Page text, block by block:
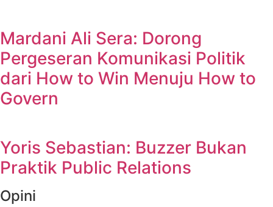
Mardani Ali Sera: Dorong
Pergeseran Komunikasi Politik
dari How to Win Menuju How to
Govern
Yoris Sebastian: Buzzer Bukan
Praktik Public Relations
Opini